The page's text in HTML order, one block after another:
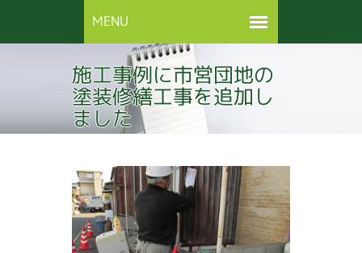
施工事例に市営団地の
塗装修繕工事を追加し
ました